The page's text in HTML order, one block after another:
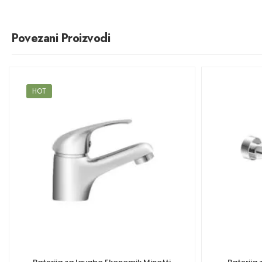
Povezani Proizvodi
HOT